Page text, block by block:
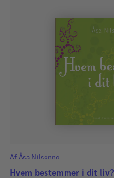
Af Åsa Nilsonne
Hvem bestemmer i dit liv?